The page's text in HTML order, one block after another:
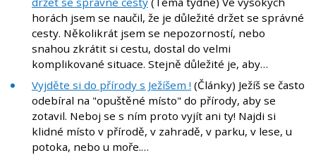
horách jsem se naučil, že je důležité držet se správné
cesty. Několikrát jsem se nepozorností, nebo
snahou zkrátit si cestu, dostal do velmi
komplikované situace. Stejně důležité je, aby…
Vyjděte si do přírody s Ježíšem ! (Články) Ježíš se často
odebíral na "opuštěné místo" do přírody, aby se
zotavil. Neboj se s ním proto vyjít ani ty! Najdi si
klidné místo v přírodě, v zahradě, v parku, v lese, u
potoka, nebo u moře.…